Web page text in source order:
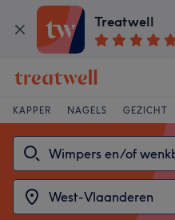
Treatwell
KAPPER NAGELS GEZICHT